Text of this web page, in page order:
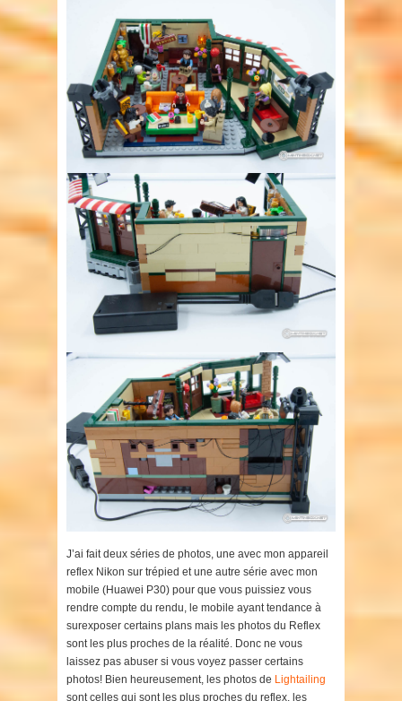
J’ai fait deux séries de photos, une avec mon appareil
reflex Nikon sur trépied et une autre série avec mon
mobile (Huawei P30) pour que vous puissiez vous
rendre compte du rendu, le mobile ayant tendance à
surexposer certains plans mais les photos du Reflex
sont les plus proches de la réalité. Donc ne vous
laissez pas abuser si vous voyez passer certains
photos! Bien heureusement, les photos de Lightailing
sont celles qui sont les plus proches du reflex, les